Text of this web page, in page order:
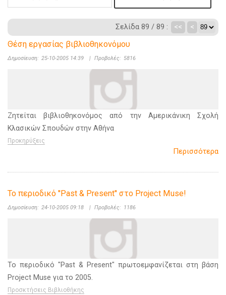
Σελίδα 89 / 89 : << <
Θέση εργασίας βιβλιοθηκονόμου
Δημοσίευση: 25-10-2005 14:39 | Προβολές: 5816
Ζητείται βιβλιοθηκονόμος από την Αμερικάνικη Σχολή
Κλασικών Σπουδών στην Αθήνα
Προκηρύξεις
Περισσότερα
Το περιοδικό ''Past & Present'' στο Project Muse!
Δημοσίευση: 24-10-2005 09:18 | Προβολές: 1186
Το περιοδικό "Past & Present" πρωτοεμφανίζεται στη βάση
Project Muse για το 2005.
Προσκτήσεις Βιβλιοθήκης